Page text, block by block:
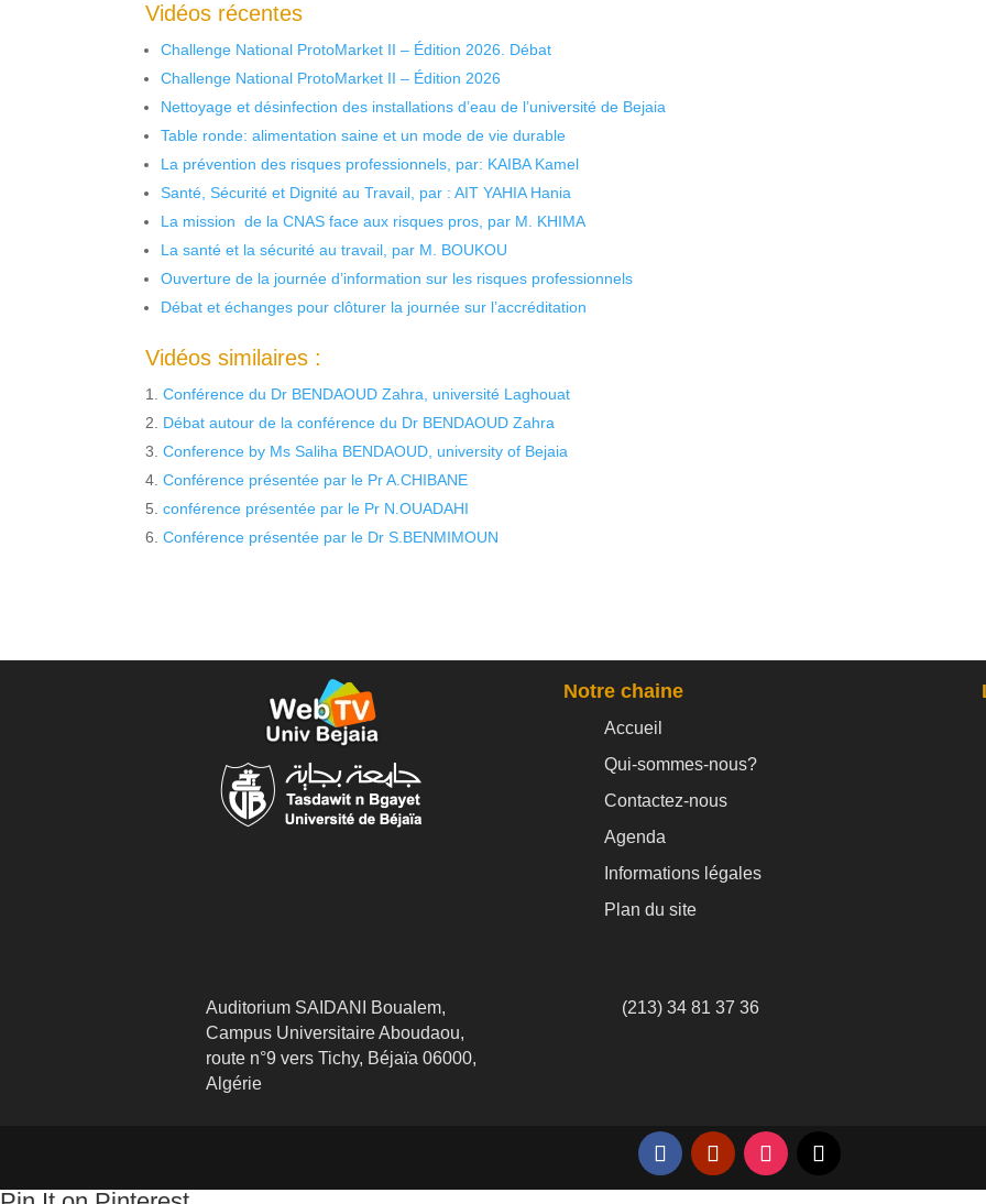
Vidéos récentes
Challenge National ProtoMarket II – Édition 2026. Débat
Challenge National ProtoMarket II – Édition 2026
Nettoyage et désinfection des installations d’eau de l’université de Bejaia
Table ronde: alimentation saine et un mode de vie durable
La prévention des risques professionnels, par: KAIBA Kamel
Santé, Sécurité et Dignité au Travail, par : AIT YAHIA Hania
La mission de la CNAS face aux risques pros, par M. KHIMA
La santé et la sécurité au travail, par M. BOUKOU
Ouverture de la journée d’information sur les risques professionnels
Débat et échanges pour clôturer la journée sur l’accréditation
Vidéos similaires :
Conférence du Dr BENDAOUD Zahra, université Laghouat
Débat autour de la conférence du Dr BENDAOUD Zahra
Conference by Ms Saliha BENDAOUD, university of Bejaia
Conférence présentée par le Pr A.CHIBANE
conférence présentée par le Pr N.OUADAHI
Conférence présentée par le Dr S.BENMIMOUN
Notre chaine
Accueil
Qui-sommes-nous?
Contactez-nous
Agenda
Informations légales
Plan du site
Auditorium SAIDANI Boualem,
Campus Universitaire Aboudaou,
route n°9 vers Tichy, Béjaïa 06000,
Algérie
(213) 34 81 37 36